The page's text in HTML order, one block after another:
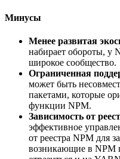
Минусы
Менее развитая
набирает обороты, у
широкое сообщество.
Ограниченная
может быть
пакетами, которые
функции NPM.
Зависимость от
эффективное
от реестра NPM для
возникающие в NPM